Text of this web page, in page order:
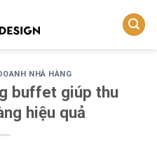
NHÀ HÀNG
buffet giúp thu
hiệu quả